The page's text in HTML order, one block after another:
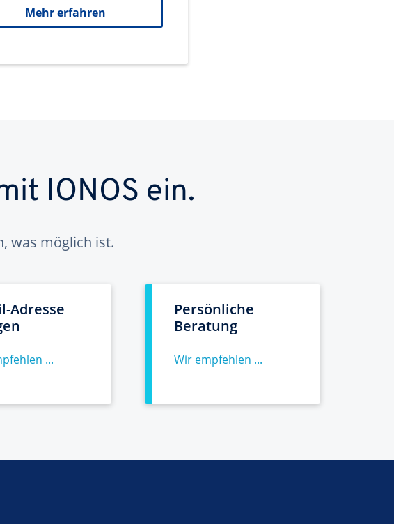
Mehr erfahren
IONOS ein.
was möglich ist.
Adresse
...
Persönliche
Beratung
Wir empfehlen ...